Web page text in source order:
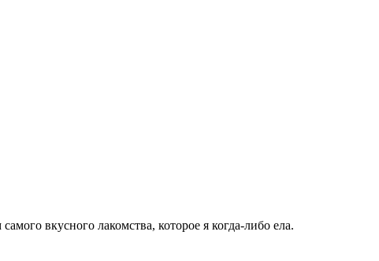
вкусного лакомства, которое я когда-либо ела.